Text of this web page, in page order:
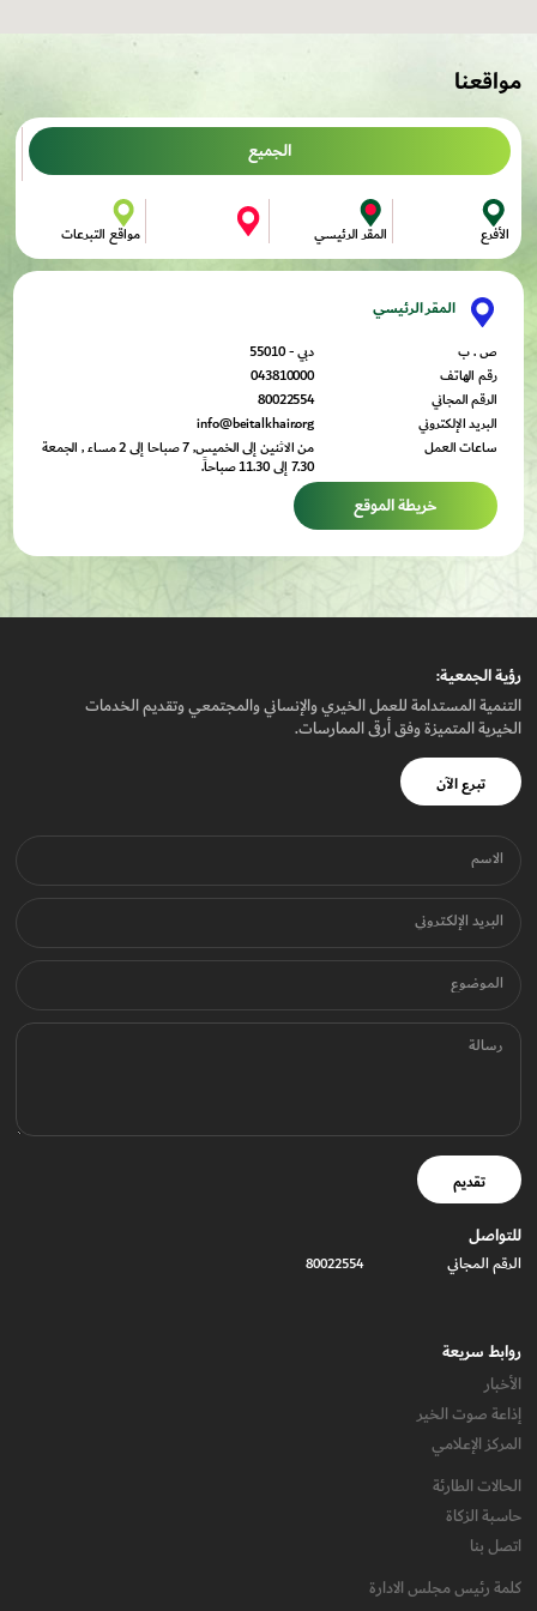
مواقعنا
الجميع
الأفرع المقر الرئيسي مواقع التبرعات
المقر الرئيسي
ص . ب
دبي - 55010
رقم الهاتف
043810000
الرقم المجاني
80022554
البريد الإلكتروني
info@beitalkhair.org
ساعات العمل
من الاثنين إلى الخميس, 7 صباحا إلى 2 مساء , الجمعة
7.30 إلى 11.30 صباحاً.
خريطة الموقع
رؤيـة الجمعيـة:
التنمية المستدامة للعمل الخيري والإنساني والمجتمعي وتقديم الخدمات
الخيرية المتميزة وفق أرقى الممارسات.
تبرع الآن
الاسم
البريد الإلكتروني
الموضوع
رسالة
تقديم
للتواصل
الرقم المجاني 80022554
روابط سريعة
الأخبار
إذاعة صوت الخير
المركز الإعلامي
الحالات الطارئة
حاسبة الزكاة
اتصل بنا
كلمة رئيس مجلس الادارة